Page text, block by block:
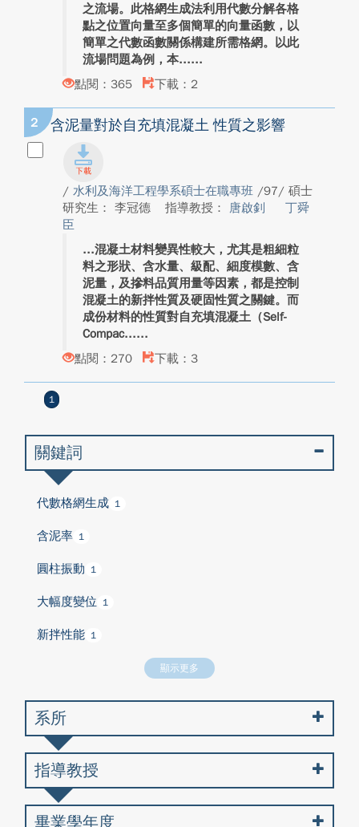
之流場。此格網生成法利用代數分解各格
點之位置向量至多個簡單的向量函數，以
簡單之代數函數關係構建所需格網。以此
流場問題為例，本...
點閱：365
下載：2
2 含泥量對於自充填混凝土 性質之影響
/ 水利及海洋工程學系碩士在職專班 /97/ 碩士
研究生： 李冠德
指導教授： 唐啟釗
丁舜
臣
混凝土材料變異性較大，尤其是粗細粒
料之形狀、含水量、級配、細度模數、含
泥量，及摻料品質用量等因素，都是控制
混凝土的新拌性質及硬固性質之關鍵。而
成份材料的性質對自充填混凝土（Self-
Compac...
點閱：270
下載：3
1
關鍵詞
代數格網生成 1
含泥率 1
圓柱振動 1
大幅度變位 1
新拌性能 1
顯示更多
系所
指導教授
畢業學年度